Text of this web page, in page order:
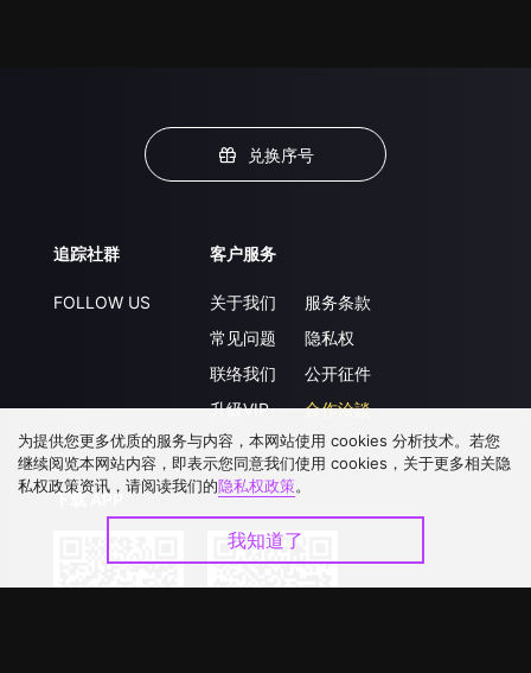
兑换序号
追踪社群
FOLLOW US
客户服务
关于我们
常见问题
联络我们
升级VIP
服务条款
隐私权
公开征件
合作洽談
下载 APP
为提供您更多优质的服务与内容，本网站使用 cookies 分析技术。若您
继续阅览本网站内容，即表示您同意我们使用 cookies，关于更多相关隐
私权政策资讯，请阅读我们的隐私权政策。
我知道了